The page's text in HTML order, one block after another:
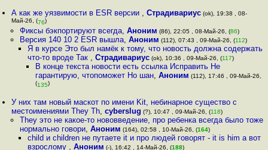
А как же уязвимости в ESR версии ,Страдивариус (ok), 19:38 , 08-
Май-26, (76)
Фиксы бэкпортируют всегда, Аноним (86), 22:05 , 08-Май-26, (86)
Версия 140 10 2 ESR вышла, Аноним (112), 07:43 , 09-Май-26, (112)
Я в курсе Это был намёк к тому, что новость должна содержать
что-то вроде Так , Страдивариус(ok), 10:36 , 09-Май-26, (117)
В конце текста новости есть ссылка Исправить Не
гарантирую, чтопоможет Но шан,Аноним (112), 17:46 , 09-Май-26,
(135)
У них там новый маскот по имени Kit, небинарное существо с
местоимениями They Th,cyberslug (?), 10:47 , 09-Май-26, (118)
They это не какое-то нововведение, про ребенка всегда было тоже
нормально говори, Аноним (164), 02:58 , 10-Май-26, (164)
child и children не путаете it и про людей говорят - it is him а вот
взрослому , Аноним (-), 16:42 , 14-Май-26, (188)